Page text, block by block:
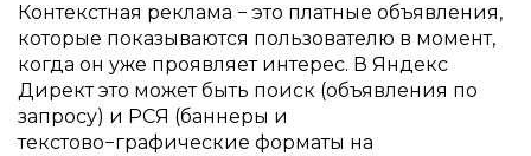
Контекстная реклама − это платные объявления,
которые показываются пользователю в момент,
когда он уже проявляет интерес. В Яндекс
Директ это может быть поиск (объявления по
запросу) и РСЯ (баннеры и
текстово−графические форматы на